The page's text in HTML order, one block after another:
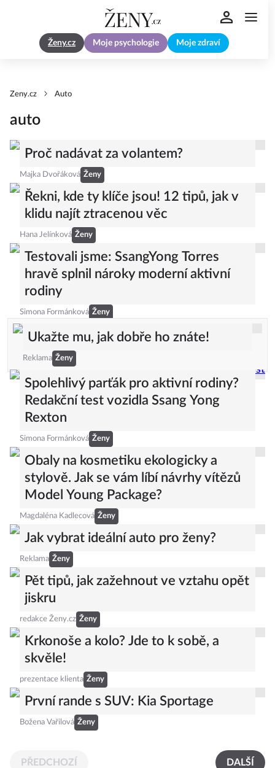
Ženy.cz Moje psychologie Moje zdraví
Zeny.cz Auto
auto
Proč nadávat za volantem?
Majka Dvořáková Ženy
Řekni, kde ty klíče jsou! 12 tipů, jak v
klidu najít ztracenou věc
Hana Jelínková Ženy
Testovali jsme: SsangYong Torres
hravě splnil nároky moderní aktivní
rodiny
Simona Formánková Ženy
Ukažte mu, jak dobře ho znáte!
Reklama Ženy
Spolehlivý parťák pro aktivní rodiny?
Redakční test vozidla Ssang Yong
Rexton
Simona Formánková Ženy
Obaly na kosmetiku ekologicky a
stylově. Jak se vám líbí návrhy vítězů
Model Young Package?
Magdaléna Kadlecová Ženy
Jak vybrat ideální auto pro ženy?
Reklama Ženy
Pět tipů, jak zažehnout ve vztahu opět
jiskru
redakce Ženy.cz Ženy
Krkonoše a kolo? Jde to k sobě, a
skvěle!
prezentace klienta Ženy
První rande s SUV: Kia Sportage
Božena Vařilová Ženy
PŘEDCHOZÍ DALŠÍ